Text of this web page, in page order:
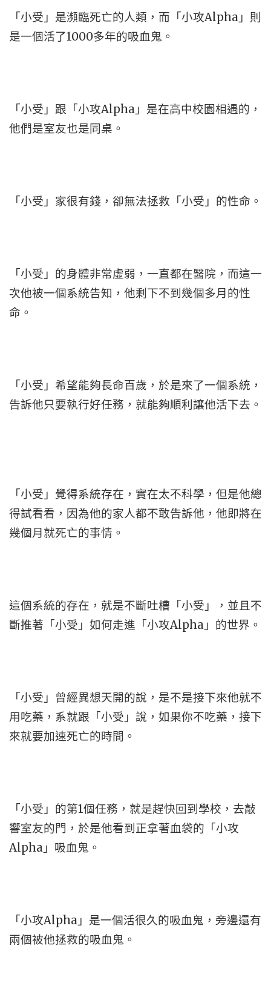
「小受」是瀕臨死亡的人類，而「小攻Alpha」則
是一個活了1000多年的吸血鬼。
「小受」跟「小攻Alpha」是在高中校園相遇的，
他們是室友也是同桌。
「小受」家很有錢，卻無法拯救「小受」的性命。
「小受」的身體非常虛弱，一直都在醫院，而這一
次他被一個系統告知，他剩下不到幾個多月的性
命。
「小受」希望能夠長命百歲，於是來了一個系統，
告訴他只要執行好任務，就能夠順利讓他活下去。
「小受」覺得系統存在，實在太不科學，但是他總
得試看看，因為他的家人都不敢告訴他，他即將在
幾個月就死亡的事情。
這個系統的存在，就是不斷吐槽「小受」，並且不
斷推著「小受」如何走進「小攻Alpha」的世界。
「小受」曾經異想天開的說，是不是接下來他就不
用吃藥，系就跟「小受」說，如果你不吃藥，接下
來就要加速死亡的時間。
「小受」的第1個任務，就是趕快回到學校，去敲
響室友的門，於是他看到正拿著血袋的「小攻
Alpha」吸血鬼。
「小攻Alpha」是一個活很久的吸血鬼，旁邊還有
兩個被他拯救的吸血鬼。